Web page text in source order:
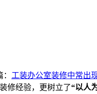
工装办公室装修中常出
修经验，更树立了“以人